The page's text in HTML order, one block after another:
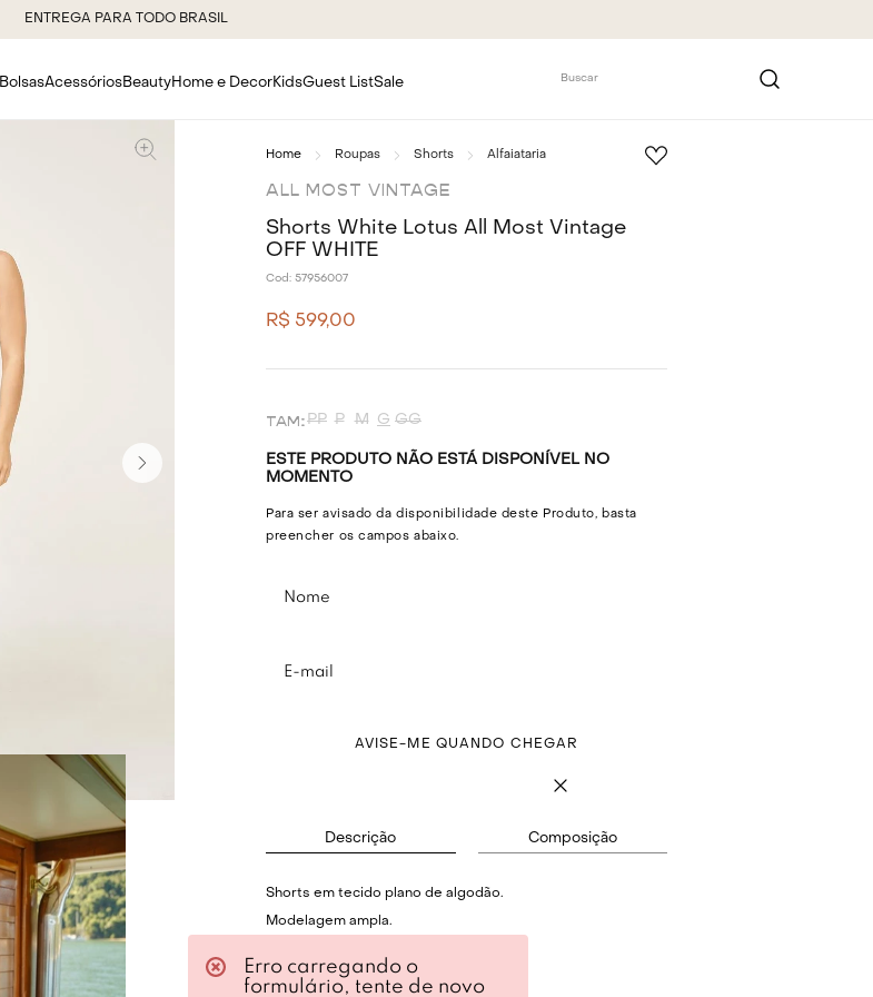
ENTREGA PARA TODO BRASIL
BolsasAcessóriosBeautyHome e DecorKidsGuest ListSale
Buscar
Roupas Shorts Alfaiataria
ALL MOST VINTAGE
Shorts White Lotus All Most Vintage
OFF WHITE
Cod: 57956007
R$ 599,00
PP P M G GG
ESTE PRODUTO NÃO ESTÁ DISPONÍVEL NO
MOMENTO
Para ser avisado da disponibilidade deste Produto, basta
preencher os campos abaixo.
AVISE-ME QUANDO CHEGAR
Descrição Composição
Shorts em tecido plano de algodão.
Modelagem ampla.
Cós com elástico e cordão de ajuste.
Erro carregando o
formulário, tente de novo